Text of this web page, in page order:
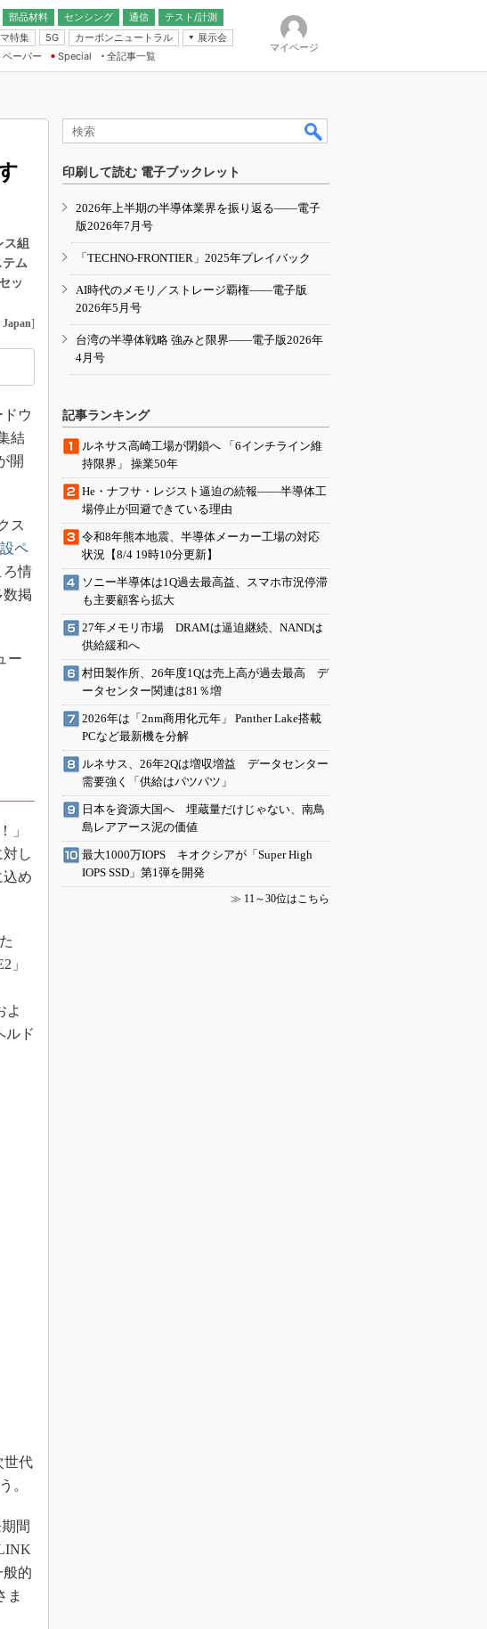
部品材料 センシング
通信
テスト/計測
特集
5G カーボンニュートラル
展示会
IoT・エッジコンピューティング
EXPO
TECHNO-FRONTIER
人とくるま展
ペーパー
Special
全記事一覧
マイページ
組
テム
ッ
Japan]
ウ
結
開
ス
ペ
ろ情
掲
ー
」
し
め
」
よ
ルド
世代
。
間
般的
ま
印刷して読む 電子ブックレット
2026年上半期の半導体業界を振り返る――電子
版2026年7月号
「TECHNO-FRONTIER」2025年プレイバック
AI時代のメモリ／ストレージ覇権――電子版
2026年5月号
台湾の半導体戦略 強みと限界――電子版2026年
4月号
記事ランキング
ルネサス高崎工場が閉鎖へ 「6インチライン維
持限界」 操業50年
He・ナフサ・レジスト逼迫の続報――半導体工
場停止が回避できている理由
令和8年熊本地震、半導体メーカー工場の対応
状況【8/4 19時10分更新】
ソニー半導体は1Q過去最高益、スマホ市況停滞
も主要顧客ら拡大
27年メモリ市場 DRAMは逼迫継続、NANDは
供給緩和へ
村田製作所、26年度1Qは売上高が過去最高 デ
ータセンター関連は81％増
2026年は「2nm商用化元年」 Panther Lake搭載
PCなど最新機を分解
ルネサス、26年2Qは増収増益 データセンター
需要強く「供給はパツパツ」
日本を資源大国へ 埋蔵量だけじゃない、南鳥
島レアアース泥の価値
最大1000万IOPS キオクシアが「Super High
IOPS SSD」第1弾を開発
≫ 11～30位はこちら